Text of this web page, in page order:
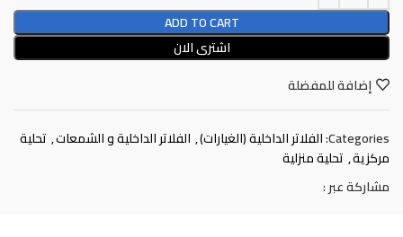
ADD TO CART
اشترى الان
إضافة للمفضلة
Categories: الفلاتر الداخلية (الغيارات), الفلاتر الداخلية و الشمعات, تحلية
مركزية, تحلية منزلية
مشاركة عبر :